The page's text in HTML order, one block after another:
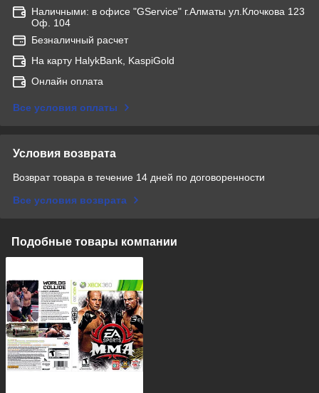
Наличными: в офисе "GService" г.Алматы ул.Клочкова 123
Оф. 104
Безналичный расчет
На карту HalykBank, KaspiGold
Онлайн оплата
Все условия оплаты
Условия возврата
Возврат товара в течение 14 дней по договоренности
Все условия возврата
Подобные товары компании